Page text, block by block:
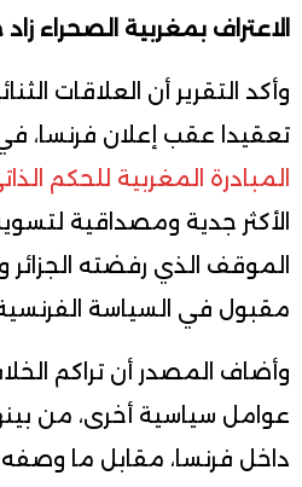
الاعتراف بمغربية الصحراء زاد
وأكد التقرير أن العلاقات
تعقيدا عقب إعلان فرنسا، في يوليوز
المبادرة المغربية للحكم
الأكثر جدية ومصداقية
الموقف الذي رفضته الجزائر
مقبول في السياسة
وأضاف المصدر أن تراكم
عوامل سياسية أخرى، من
داخل فرنسا، مقابل ما